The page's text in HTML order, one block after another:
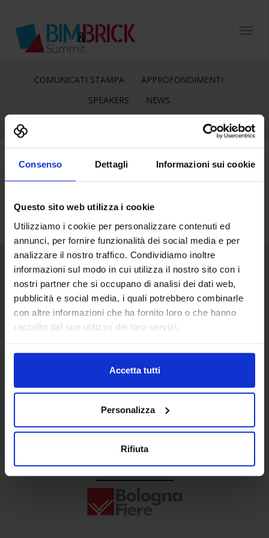
Consenso Dettagli Informazioni sui cookie
Questo sito web utilizza i cookie
Utilizziamo i cookie per personalizzare contenuti ed
annunci, per fornire funzionalità dei social media e per
analizzare il nostro traffico. Condividiamo inoltre
informazioni sul modo in cui utilizza il nostro sito con i
nostri partner che si occupano di analisi dei dati web,
pubblicità e social media, i quali potrebbero combinarle
con altre informazioni che ha fornito loro o che hanno
raccolto dal suo utilizzo dei loro servizi.
Accetta tutti
Personalizza
Rifiuta
COMUNICATI STAMPA
APPROFONDIMENTI
SPEAKERS
NEWS
Senaf srl
+ 39 02.332039460
Progetto e direzione